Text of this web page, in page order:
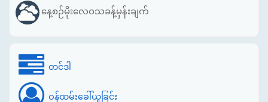
နေ့စဉ်မိုးလေဝသခန့်မှန်းချက်
တင်ဒါ
ဝန်ထမ်းခေါ်ယူခြင်း